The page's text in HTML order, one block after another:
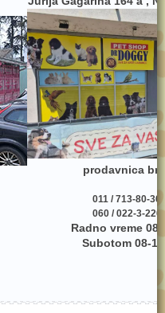
prodavnica br.
011 / 713-80-30
060 / 022-3-220
Radno vreme
Subotom 08-